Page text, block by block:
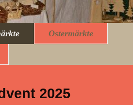
Ostermärkte
2025